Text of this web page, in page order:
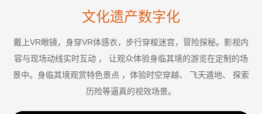
文化遗产数字化
戴上VR眼镜，身穿VR体感衣，步行穿梭迷宫，冒险探秘。影视内
容与现场动线实时互动 ， 让观众体验身临其境的游览在定制的场
景中。身临其境观赏特色景点 ，体验时空穿越、 飞天遁地、 探索
历险等逼真的视效场景。